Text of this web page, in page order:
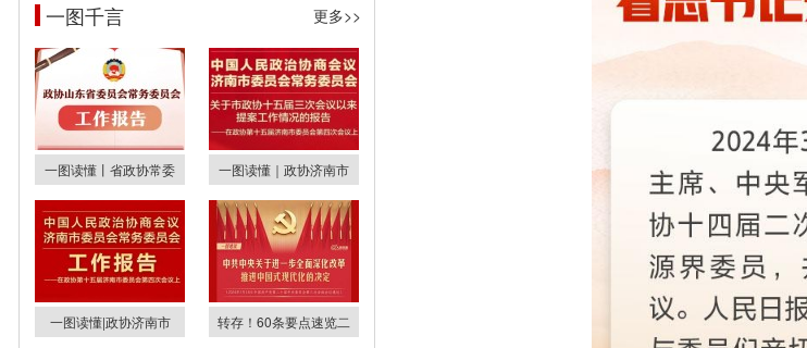
一图千言 更多>>
一图读懂丨省政协常委 一图读懂｜政协济南市
一图读懂|政协济南市 转存！60条要点速览二